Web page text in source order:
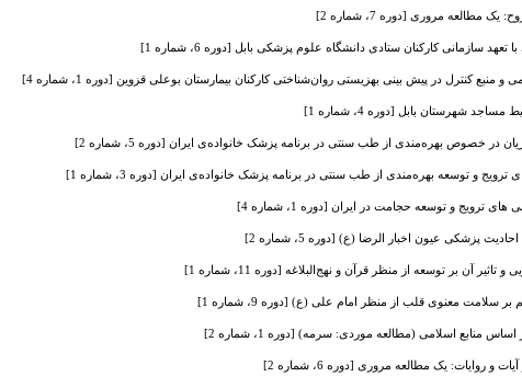
مطالعه مروری [دوره 7، شماره 2]
سازمانی کارکنان ستادی دانشگاه علوم پزشکی بابل [دوره 6، شماره 1]
کنترل در پیش بینی بهزیستی روان‌شناختی کارکنان بیمارستان بوعلی قزوین [دوره 1، شماره 4]
شهرستان بابل [دوره 4، شماره 1]
در خصوص بهره‌مندی از طب سنتی در برنامه پزشک خانواده‌ی ایران [دوره 5، شماره 2]
و توسعه بهره‌مندی از طب سنتی در برنامه پزشک خانواده‌ی ایران [دوره 3، شماره 1]
ترویج و توسعه حجامت در ایران [دوره 1، شماره 4]
پزشکی عیون اخبار الرضا (ع) [دوره 5، شماره 2]
آن بر توسعه از منظر قرآن و نهج‌البلاغه [دوره 11، شماره 1]
سلامت معنوی قلب از منظر امام علی (ع) [دوره 9، شماره 1]
منابع اسلامی (مطالعه موردی: سرمه) [دوره 1، شماره 2]
و روایات: یک مطالعه مروری [دوره 6، شماره 2]